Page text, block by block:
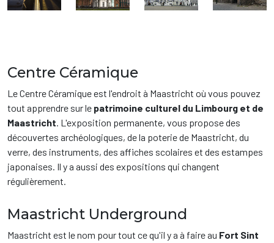
Centre Céramique
Le Centre Céramique est l'endroit à Maastricht où vous pouvez
tout apprendre sur le patrimoine culturel du Limbourg et de
Maastricht. L'exposition permanente, vous propose des
découvertes archéologiques, de la poterie de Maastricht, du
verre, des instruments, des affiches scolaires et des estampes
japonaises. Il y a aussi des expositions qui changent
régulièrement.
Maastricht Underground
Maastricht est le nom pour tout ce qu'il y a à faire au Fort Sint